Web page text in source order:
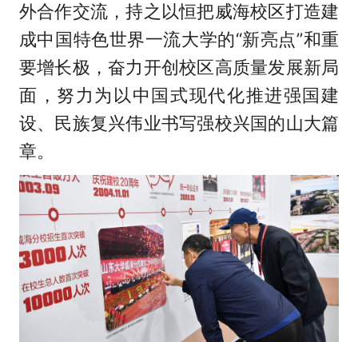
外合作交流，持之以恒把威海校区打造建
成中国特色世界一流大学的“新亮点”和重
要增长极，奋力开创校区高质量发展新局
面，努力为以中国式现代化推进强国建
设、民族复兴伟业书写强校兴国的山大篇
章。